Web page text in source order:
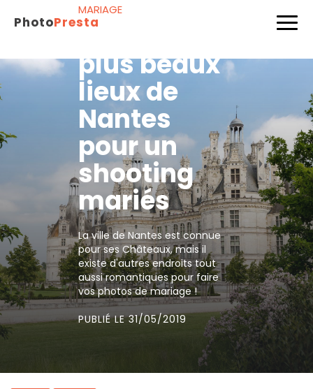
PhotoPresta
MARIAGE
Nos 5 des
plus beaux
lieux de
Nantes
pour un
shooting
mariés
La ville de Nantes est connue
pour ses Châteaux, mais il
existe d'autres endroits tout
aussi romantiques pour faire
vos photos de mariage !
PUBLIÉ LE 31/05/2019